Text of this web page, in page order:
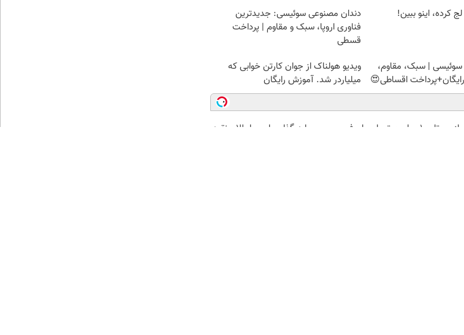
کرده، اینو ببین!
دندان مصنوعی سوئیسی: جدیدترین
فناوری اروپا، سبک و مقاوم | پرداخت
قسطی
| سبک، مقاوم،
اقساطی😍
ویدیو هولناک از جوان کارتن خوابی که
میلیاردر شد. آموزش رایگان
تا 100 میلیون تومان وام فوری
سرمایه گذاری امن با طلا و نقره